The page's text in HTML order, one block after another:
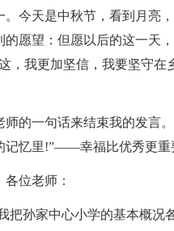
今天是中秋节，看到月亮
愿望：但愿以后的这一天
，我更加坚信，我要坚守
师的一句话来结束我的发言
记忆里!”——幸福比优秀更重
位老师：
把孙家中心小学的基本概况